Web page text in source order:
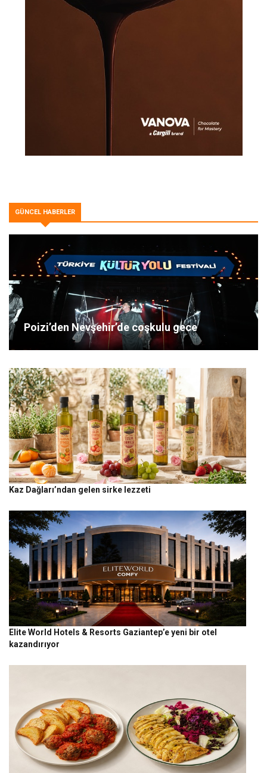
GÜNCEL HABERLER
Poizi’den Nevşehir’de coşkulu gece
Kaz Dağları’ndan gelen sirke lezzeti
Elite World Hotels & Resorts Gaziantep’e yeni bir otel
kazandırıyor